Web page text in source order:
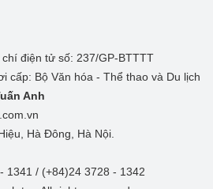
điện tử số: 237/GP-BTTTT
cấp: Bộ Văn hóa - Thể thao và Du lịch
Anh
Hà Đông, Hà Nội.
1341 / (+84)24 3728 - 1342